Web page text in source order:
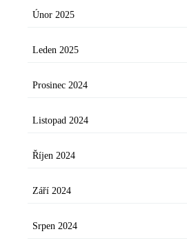
Únor 2025
Leden 2025
Prosinec 2024
Listopad 2024
Říjen 2024
Září 2024
Srpen 2024